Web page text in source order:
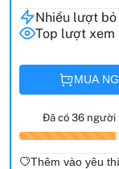
Nhiều lượt
Top lượt xem
MUA
Đã có 36 người
Thêm vào yêu